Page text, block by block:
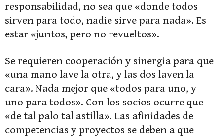
responsabilidad, no sea que «donde todos
sirven para todo, nadie sirve para nada». Es
estar «juntos, pero no revueltos».
Se requieren cooperación y sinergia para que
«una mano lave la otra, y las dos laven la
cara». Nada mejor que «todos para uno, y
uno para todos». Con los socios ocurre que
«de tal palo tal astilla». Las afinidades de
competencias y proyectos se deben a que